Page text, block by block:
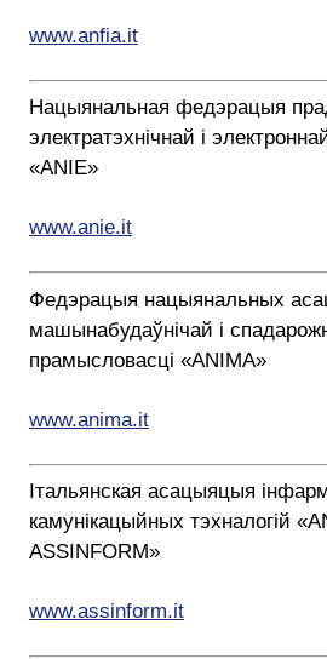
www.anfia.it
Нацыянальная федэрацыя
электратэхнічнай і
«ANIE»
www.anie.it
Федэрацыя нацыянальных
машынабудаўнічай і
прамысловасці «ANIMA»
www.anima.it
Італьянская асацыяцыя
камунікацыйных тэхналогій
ASSINFORM»
www.assinform.it